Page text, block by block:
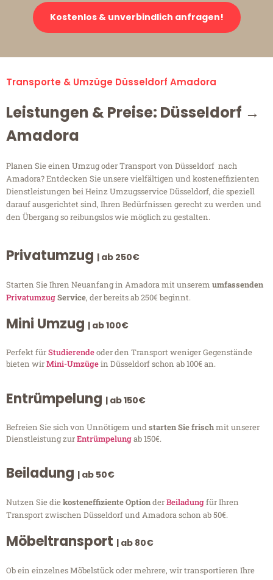
Kostenlos & unverbindlich anfragen!
Transporte & Umzüge Düsseldorf Amadora
Leistungen & Preise: Düsseldorf →
Amadora
Planen Sie einen Umzug oder Transport von Düsseldorf nach
Amadora? Entdecken Sie unsere vielfältigen und kosteneffizienten
Dienstleistungen bei Heinz Umzugsservice Düsseldorf, die speziell
darauf ausgerichtet sind, Ihren Bedürfnissen gerecht zu werden und
den Übergang so reibungslos wie möglich zu gestalten.
Privatumzug | ab 250€
Starten Sie Ihren Neuanfang in Amadora mit unserem umfassenden
PrivatumzugService, der bereits ab 250€ beginnt.
Mini Umzug | ab 100€
Perfekt fürStudierendeoder den Transport weniger Gegenstände
bieten wirMini-Umzügein Düsseldorf schon ab 100€ an.
Entrümpelung | ab 150€
Befreien Sie sich von Unnötigem undstarten Sie frischmit unserer
Dienstleistung zurEntrümpelungab 150€.
Beiladung | ab 50€
Nutzen Sie diekosteneffiziente OptionderBeiladungfür Ihren
Transport zwischen Düsseldorf und Amadora schon ab 50€.
Möbeltransport | ab 80€
Ob ein einzelnes Möbelstück oder mehrere, wir transportieren Ihre